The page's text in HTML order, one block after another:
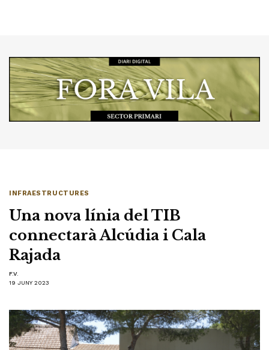
INFRAESTRUCTURES
Una nova línia del TIB
connectarà Alcúdia i Cala
Rajada
F.V.
19 JUNY 2023